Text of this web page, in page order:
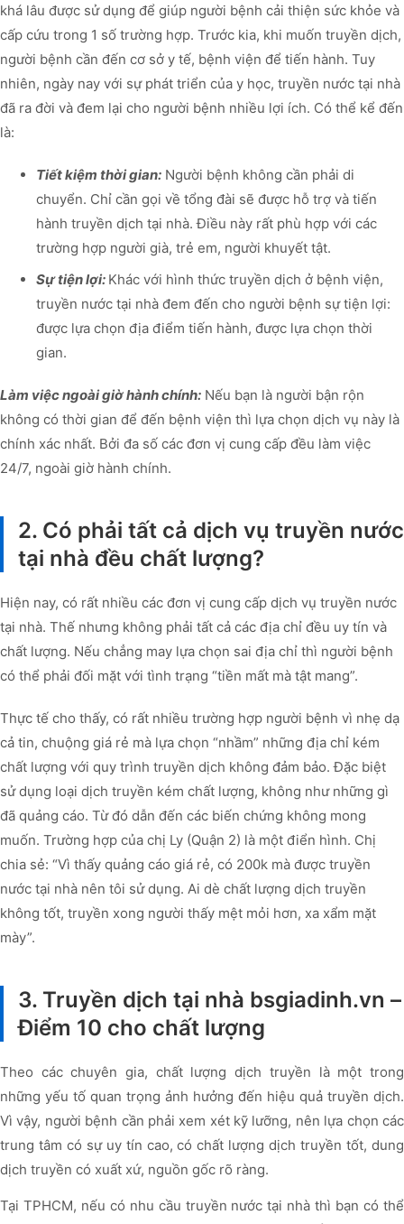
khá lâu được sử dụng để giúp người bệnh cải thiện sức khỏe và
cấp cứu trong 1 số trường hợp. Trước kia, khi muốn truyền dịch,
người bệnh cần đến cơ sở y tế, bệnh viện để tiến hành. Tuy
nhiên, ngày nay với sự phát triển của y học, truyền nước tại nhà
đã ra đời và đem lại cho người bệnh nhiều lợi ích. Có thể kể đến
là:
Tiết kiệm thời gian: Người bệnh không cần phải di
chuyển. Chỉ cần gọi về tổng đài sẽ được hỗ trợ và tiến
hành truyền dịch tại nhà. Điều này rất phù hợp với các
trường hợp người già, trẻ em, người khuyết tật.
Sự tiện lợi: Khác với hình thức truyền dịch ở bệnh viện,
truyền nước tại nhà đem đến cho người bệnh sự tiện lợi:
được lựa chọn địa điểm tiến hành, được lựa chọn thời
gian.
Làm việc ngoài giờ hành chính: Nếu bạn là người bận rộn
không có thời gian để đến bệnh viện thì lựa chọn dịch vụ này là
chính xác nhất. Bởi đa số các đơn vị cung cấp đều làm việc
24/7, ngoài giờ hành chính.
2. Có phải tất cả dịch vụ truyền nước
tại nhà đều chất lượng?
Hiện nay, có rất nhiều các đơn vị cung cấp dịch vụ truyền nước
tại nhà. Thế nhưng không phải tất cả các địa chỉ đều uy tín và
chất lượng. Nếu chẳng may lựa chọn sai địa chỉ thì người bệnh
có thể phải đối mặt với tình trạng “tiền mất mà tật mang”.
Thực tế cho thấy, có rất nhiều trường hợp người bệnh vì nhẹ dạ
cả tin, chuộng giá rẻ mà lựa chọn “nhầm” những địa chỉ kém
chất lượng với quy trình truyền dịch không đảm bảo. Đặc biệt
sử dụng loại dịch truyền kém chất lượng, không như những gì
đã quảng cáo. Từ đó dẫn đến các biến chứng không mong
muốn. Trường hợp của chị Ly (Quận 2) là một điển hình. Chị
chia sẻ: “Vì thấy quảng cáo giá rẻ, có 200k mà được truyền
nước tại nhà nên tôi sử dụng. Ai dè chất lượng dịch truyền
không tốt, truyền xong người thấy mệt mỏi hơn, xa xẩm mặt
mày”.
3. Truyền dịch tại nhà bsgiadinh.vn –
Điểm 10 cho chất lượng
Theo các chuyên gia, chất lượng dịch truyền là một trong
những yếu tố quan trọng ảnh hưởng đến hiệu quả truyền dịch.
Vì vậy, người bệnh cần phải xem xét kỹ lưỡng, nên lựa chọn các
trung tâm có sự uy tín cao, có chất lượng dịch truyền tốt, dung
dịch truyền có xuất xứ, nguồn gốc rõ ràng.
Tại TPHCM, nếu có nhu cầu truyền nước tại nhà thì bạn có thể